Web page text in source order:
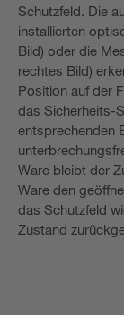
Schutzfeld. Die
installierten
Bild) oder die
rechtes Bild)
Position auf der
das Sicherheits-
entsprechenden
Ware bleibt der
Ware den
das Schutzfeld
Zustand